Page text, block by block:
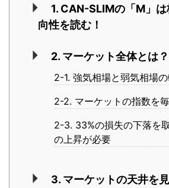
1. CAN-SLIMの「M」
向性を読む！
2. マーケット全体とは？
2-1. 強気相場と弱気相場
2-2. マーケットの指数を
2-3. 33%の損失の下落を
の上昇が必要
3. マーケットの天井を